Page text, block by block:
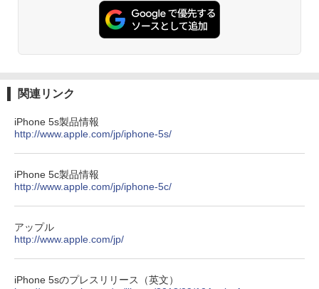
関連リンク
iPhone 5s製品情報
http://www.apple.com/jp/iphone-5s/
iPhone 5c製品情報
http://www.apple.com/jp/iphone-5c/
アップル
http://www.apple.com/jp/
iPhone 5sのプレスリリース（英文）